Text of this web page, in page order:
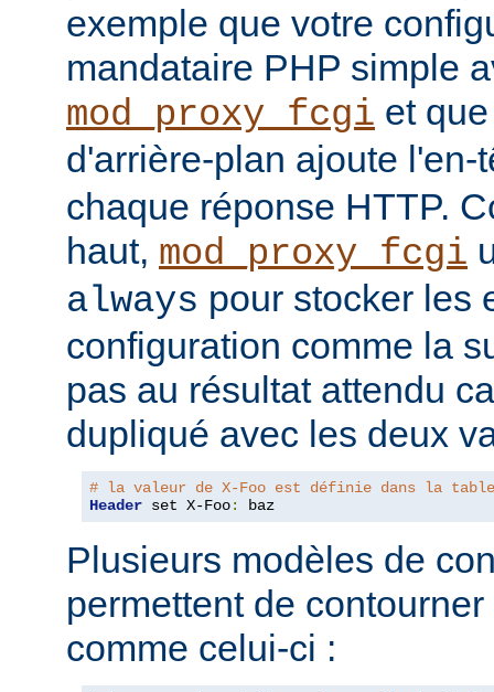
exemple que votre
mandataire PHP simple
mod_proxy_fcgi et
d'arrière-plan ajoute
chaque réponse HTTP.
haut, mod_proxy_fcgi
always pour stocker les
configuration comme la
pas au résultat attendu
dupliqué avec les deux
# la valeur de X-Foo est définie dans la
Header set X-Foo: baz
Plusieurs modèles de
permettent de
comme celui-ci :